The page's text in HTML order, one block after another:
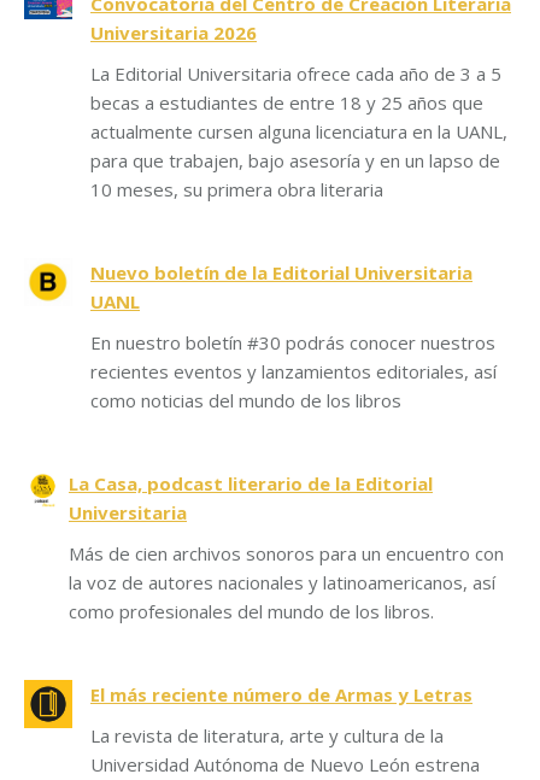
Universitaria 2026
La Editorial Universitaria ofrece cada año de 3 a 5
becas a estudiantes de entre 18 y 25 años que
actualmente cursen alguna licenciatura en la UANL,
para que trabajen, bajo asesoría y en un lapso de
10 meses, su primera obra literaria
Nuevo boletín de la Editorial Universitaria
UANL
En nuestro boletín #30 podrás conocer nuestros
recientes eventos y lanzamientos editoriales, así
como noticias del mundo de los libros
La Casa, podcast literario de la Editorial
Universitaria
Más de cien archivos sonoros para un encuentro con
la voz de autores nacionales y latinoamericanos, así
como profesionales del mundo de los libros.
El más reciente número de Armas y Letras
La revista de literatura, arte y cultura de la
Universidad Autónoma de Nuevo León estrena